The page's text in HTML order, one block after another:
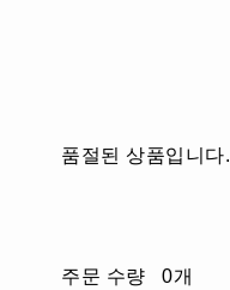
품절된 상품입니다.
주문 수량
0개